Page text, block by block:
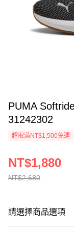
PUMA
31242302
超取滿NT$1,500免運
NT$2,680
NT$1,880
請選擇商品選項